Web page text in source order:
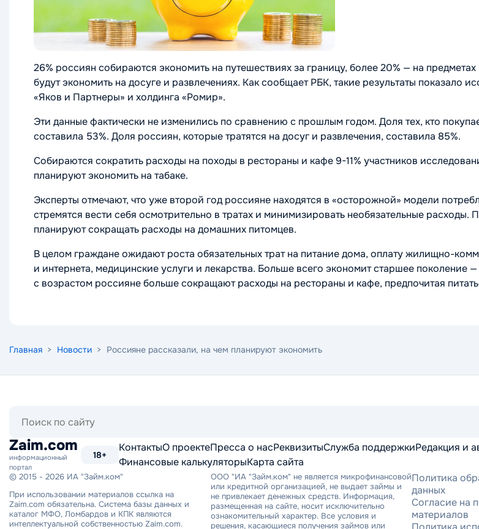
26% россиян собираются экономить на путешествиях за границу, более 20% — на
будут экономить на досуге и развлечениях. Как сообщает РБК, такие результаты показало
«Яков и Партнеры» и холдинга «Ромир».
Эти данные фактически не изменились по сравнению с прошлым годом. Доля тех, кто
составила 53%. Доля россиян, которые тратятся на досуг и развлечения, составила 85%.
Собираются сократить расходы на походы в рестораны и кафе 9-11% участников
планируют экономить на табаке.
Эксперты отмечают, что уже второй год россияне находятся в «осторожной» модели
стремятся вести себя осмотрительно в тратах и минимизировать необязательные расходы.
планируют сокращать расходы на домашних питомцев.
В целом граждане ожидают роста обязательных трат на питание дома, оплату жилищно-
и интернета, медицинские услуги и лекарства. Больше всего экономит старшее поколение —
с возрастом россияне больше сокращают расходы на рестораны и кафе, предпочитая
Главная > Новости > Россияне рассказали, на чем планируют экономить
сайту
Zaim.com
информационный
портал
18+
КонтактыО проектеПресса о насРеквизитыСлужба поддержкиРедакция и
Финансовые калькуляторыКарта сайта
© 2015 - 2026 ИА "Займ.ком"
При использовании материалов ссылка на
Zaim.com обязательна. Система базы данных и
каталог МФО, Ломбардов и КПК являются
интеллектуальной собственностью Zaim.com.
ООО "ИА "Займ.ком" не является микрофинансовой
или кредитной организацией, не выдает займы и
не привлекает денежных средств. Информация,
размещенная на сайте, носит исключительно
ознакомительный характер. Все условия и
решения, касающиеся получения займов или
Политика
данных
Согласие на
материалов